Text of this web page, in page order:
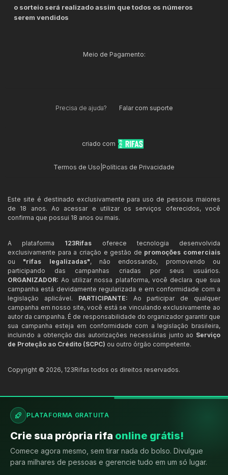
o sorteio será realizado assim que todos os números
serem vendidos
Meio de Pagamento:
Precisa de ajuda? Falar com suporte
criado com
Termos de Uso Políticas de Privacidade
Este site é destinado exclusivamente para uso de pessoas maiores
de 18 anos. Ao acessar e utilizar os serviços oferecidos, você
confirma que possui 18 anos ou mais.
A plataforma 123Rifas oferece tecnologia desenvolvida
exclusivamente para a criação e gestão de promoções comerciais
ou "rifas legalizadas", não endossando, promovendo ou
participando das campanhas criadas por seus usuários.
ORGANIZADOR: Ao utilizar nossa plataforma, você declara que sua
campanha está devidamente regularizada e em conformidade com a
legislação aplicável. PARTICIPANTE: Ao participar de qualquer
campanha em nosso site, você está se vinculando exclusivamente ao
autor da campanha. É de responsabilidade do organizador garantir que
sua campanha esteja em conformidade com a legislação brasileira,
incluindo a obtenção das autorizações necessárias junto ao Serviço
de Proteção ao Crédito (SCPC) ou outro órgão competente.
Copyright © 2026, 123Rifas todos os direitos reservados.
PLATAFORMA GRATUITA
Crie sua própria rifa online grátis!
Comece agora mesmo, sem tirar nada do bolso. Divulgue
para milhares de pessoas e gerencie tudo em um só lugar.